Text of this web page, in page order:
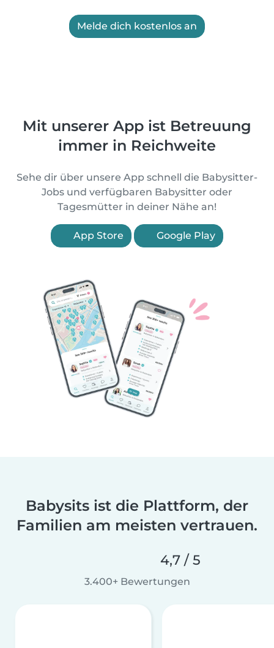
Melde dich kostenlos an
Mit unserer App ist Betreuung
immer in Reichweite
Sehe dir über unsere App schnell die Babysitter-
Jobs und verfügbaren Babysitter oder
Tagesmütter in deiner Nähe an!
App Store Google Play
Babysits ist die Plattform, der
Familien am meisten vertrauen.
4,7 / 5
3.400+ Bewertungen